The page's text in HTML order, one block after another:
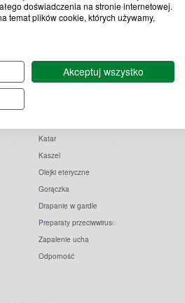
doświadczenia na stronie internetowej.
temat plików cookie, których używamy,
Akceptuj wszystko
Przeziębienie i grypa
Katar
Kaszel
Olejki eteryczne
Gorączka
Drapanie w gardle
Preparaty przeciwwirusowe
Zapalenie ucha
Odporność